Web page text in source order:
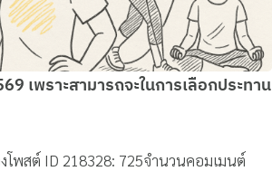
เพราะสามารถจะในการเลือกประทาน
พสต์ ID 218328: 725จำนวนคอมเมนต์